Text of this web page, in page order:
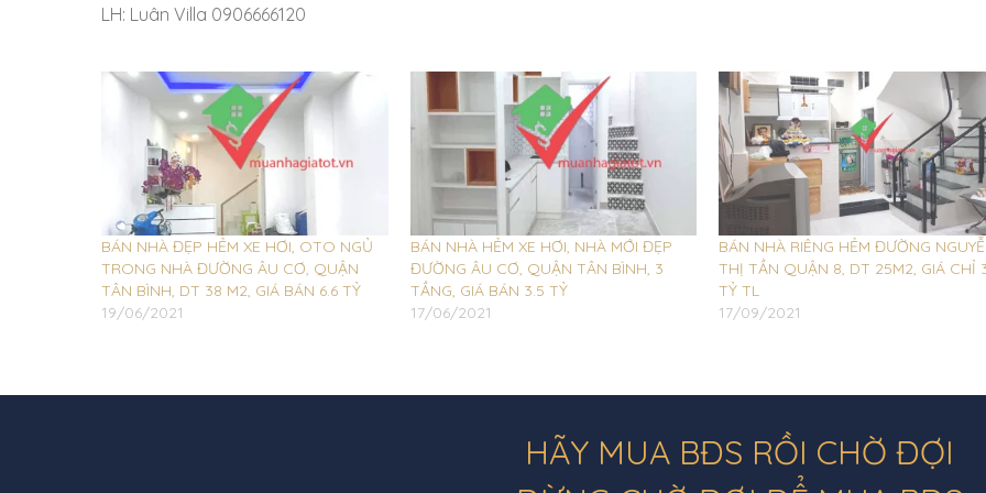
LH: Luân Villa 0906666120
BÁN NHÀ ĐẸP HẺM XE HƠI, OTO NGỦ
TRONG NHÀ ĐƯỜNG ÂU CƠ, QUẬN
TÂN BÌNH, DT 38 M2, GIÁ BÁN 6.6 TỶ
19/06/2021
BÁN NHÀ HẺM XE HƠI, NHÀ MỚI ĐẸP
ĐƯỜNG ÂU CƠ, QUẬN TÂN BÌNH, 3
TẦNG, GIÁ BÁN 3.5 TỶ
17/06/2021
BÁN NHÀ RIÊNG HẺM ĐƯỜNG
THỊ TẦN QUẬN 8, DT 25M2, GIÁ CHỈ
TỶ TL
17/09/2021
HÃY MUA BĐS RỒI CHỜ ĐỢI